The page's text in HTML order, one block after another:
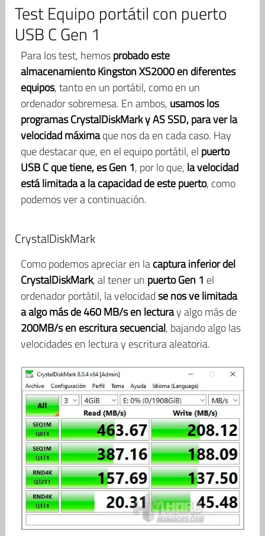
Test Equipo portátil con puerto
USB C Gen 1
Para los test, hemosprobado este
almacenamiento Kingston XS2000 en diferentes
equipos, tanto en un portátil, como en un
ordenador sobremesa. En ambos, usamos los
programas CrystalDiskMark y AS SSD, para ver la
velocidad máximaque nos da en cada caso. Hay
que destacar que, en el equipo portátil, el puerto
USB C que tiene, es Gen 1, por lo que, la velocidad
está limitada a la capacidad de este puerto, como
podemos ver a continuación.
CrystalDiskMark
Como podemos apreciar en lacaptura inferior del
CrystalDiskMark, al tener un puerto Gen 1 el
ordenador portátil, la velocidadse nos ve limitada
a algo más de 460 MB/s en lecturay algo más de
200MB/s en escritura secuencial, bajando algo las
velocidades en lectura y escritura aleatoria.